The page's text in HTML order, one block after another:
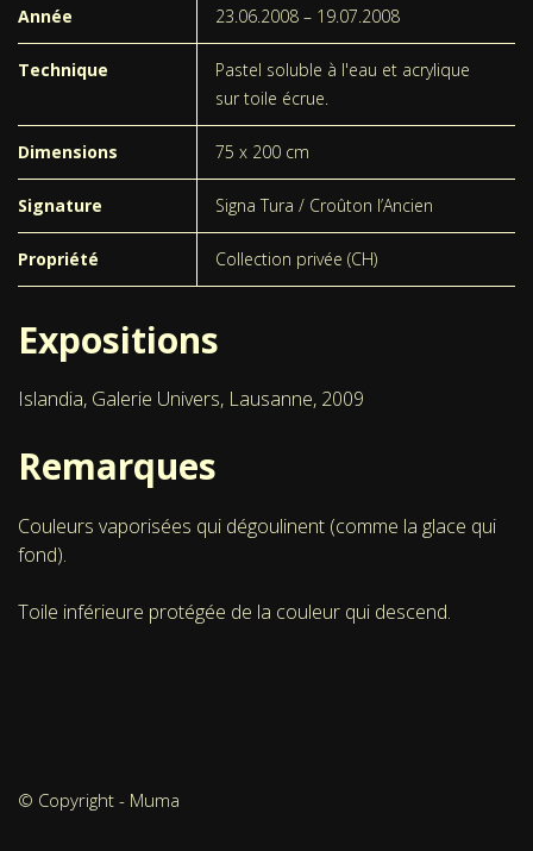
Année 23.06.2008 – 19.07.2008
Technique
Pastel soluble à l'eau et acrylique
sur toile écrue.
Dimensions 75 x 200 cm
Signature Signa Tura / Croûton l’Ancien
Propriété Collection privée (CH)
Expositions
Islandia, Galerie Univers, Lausanne, 2009
Remarques
Couleurs vaporisées qui dégoulinent (comme la glace qui
fond).
Toile inférieure protégée de la couleur qui descend.
© Copyright - Muma